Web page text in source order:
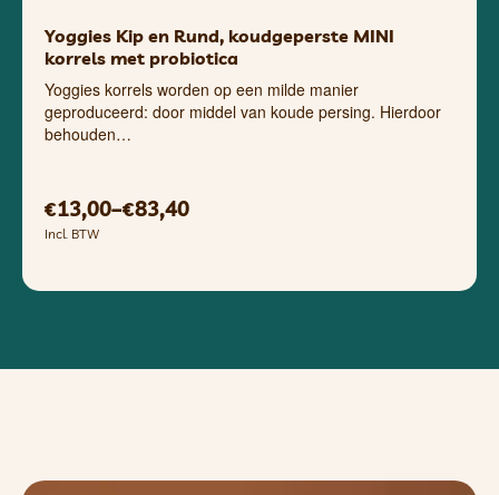
Yoggies Kip en Rund, koudgeperste MINI
korrels met probiotica
Yoggies korrels worden op een milde manier
geproduceerd: door middel van koude persing. Hierdoor
behouden…
€13,00–€83,40
Incl. BTW